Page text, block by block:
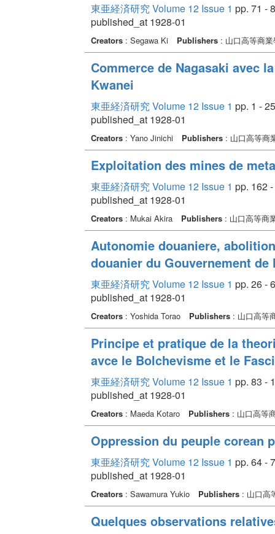
東亜経済研究 Volume 12 Issue 1 pp. 71 -
published_at 1928-01
Creators: Segawa Ki Publishers: 山口高等商業
Commerce de Nagasaki avec
Kwanei
東亜経済研究 Volume 12 Issue 1 pp. 1 - 25
published_at 1928-01
Creators: Yano Jinichi Publishers: 山口高等商
Exploitation des mines de
東亜経済研究 Volume 12 Issue 1 pp. 162
published_at 1928-01
Creators: Mukai Akira Publishers: 山口高等商
Autonomie douaniere,
douanier du Gouvernement de
東亜経済研究 Volume 12 Issue 1 pp. 26 -
published_at 1928-01
Creators: Yoshida Torao Publishers: 山口高等
Principe et pratique de la
avce le Bolchevisme et le
東亜経済研究 Volume 12 Issue 1 pp. 83 -
published_at 1928-01
Creators: Maeda Kotaro Publishers: 山口高等
Oppression du peuple corean
東亜経済研究 Volume 12 Issue 1 pp. 64 -
published_at 1928-01
Creators: Sawamura Yukio Publishers: 山口高
Quelques observations